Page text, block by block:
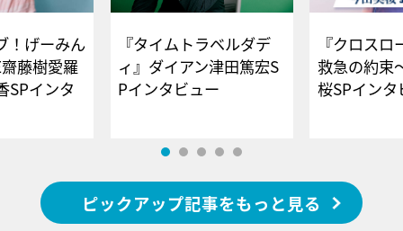
！げーみん
藤樹愛羅
SPインタ
『タイムトラベルダデ
ィ』ダイアン津田篤宏S
Pインタビュー
『クロス
救急の約束
桜SPイ
ピックアップ記事をもっと見る